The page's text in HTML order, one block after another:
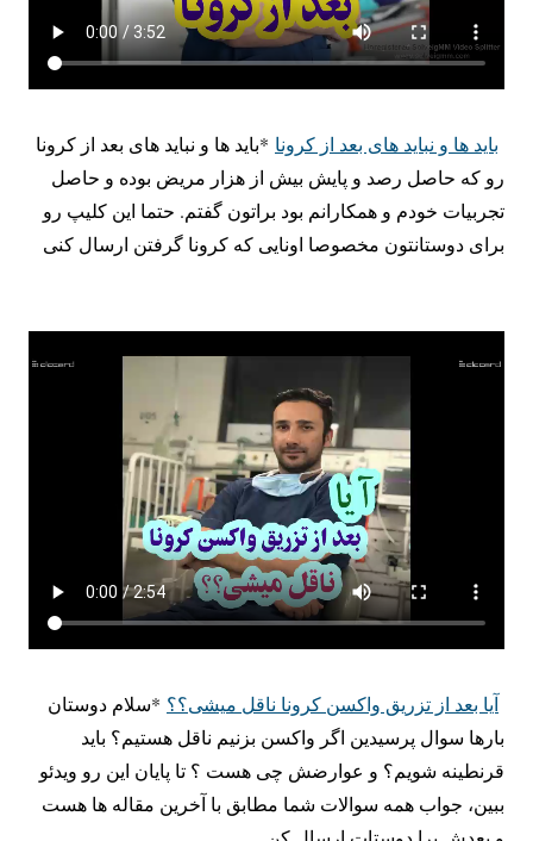
باید ها و نباید های بعد از کرونا *باید ها و نباید های بعد از کرونا
رو که حاصل رصد و پایش بیش از هزار مریض بوده و حاصل
تجربیات خودم و همکارانم بود براتون گفتم. حتما این کلیپ رو
برای دوستانتون مخصوصا اونایی که کرونا گرفتن ارسال کنی
آیا بعد از تزریق واکسن کرونا ناقل میشی؟؟ *سلام دوستان
بارها سوال پرسیدین اگر واکسن بزنیم ناقل هستیم؟ باید
قرنطینه شویم؟ و عوارضش چی هست ؟ تا پایان این رو ویدئو
ببین، جواب همه سوالات شما مطابق با آخرین مقاله ها هست